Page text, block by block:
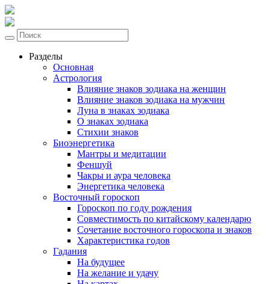
Разделы
Основная
Астрология
Влияние знаков зодиака на женщин
Влияние знаков зодиака на мужчин
Луна в знаках зодиака
О знаках зодиака
Стихии знаков
Биоэнергетика
Мантры и медитации
Феншуй
Чакры и аура человека
Энергетика человека
Восточный гороскоп
Гороскоп по году рождения
Совместимость по китайскому календарю
Сочетание восточного гороскопа и знаков
Характеристика годов
Гадания
На будущее
На желание и удачу